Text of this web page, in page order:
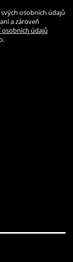
osobních údajů
a zároveň
údajů